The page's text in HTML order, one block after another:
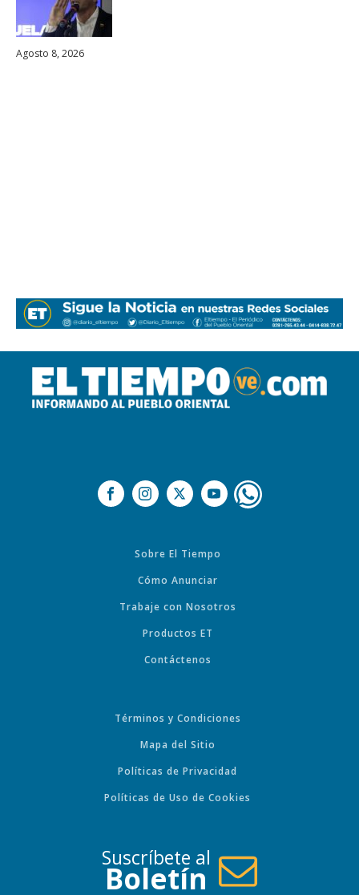
Agosto 8, 2026
Sobre El Tiempo
Cómo Anunciar
Trabaje con Nosotros
Productos ET
Contáctenos
Términos y Condiciones
Mapa del Sitio
Políticas de Privacidad
Políticas de Uso de Cookies
Suscríbete al
Boletín